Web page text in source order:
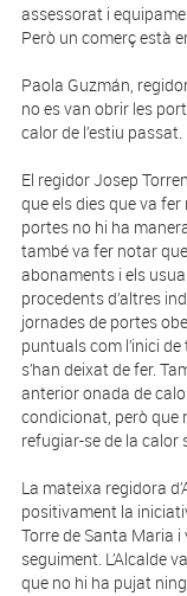
assessorat i
Però un comerç està
Paola Guzmán,
no es van obrir les
calor de l’estiu passat.
El regidor Josep
que els dies que va
portes no hi ha
també va fer notar
abonaments i els
procedents d’altres
jornades de portes
puntuals com l’inici
s’han deixat de fer.
anterior onada de
condicionat, però que
refugiar-se de la
La mateixa regidora
positivament la
Torre de Santa Maria
seguiment. L’Alcalde
que no hi ha pujat